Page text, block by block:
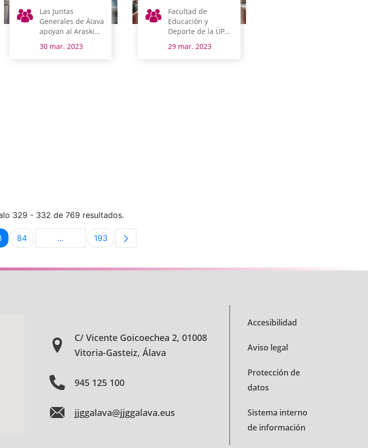
Las Juntas
Generales de Álava
apoyan al Araski
hacia el título de
30 mar. 2023
Facultad de
Educación y
Deporte de la UPV-
29 mar. 2023
329 - 332 de 769 resultados.
Use TAB para desplazarse.
Página
84 ...Páginas intermedias Use TAB para desplazarse.
Página
193
C/ Vicente Goicoechea 2, 01008
Vitoria-Gasteiz, Álava
945 125 100
jjggalava@jjggalava.eus
Accesibilidad
Aviso legal
Protección de
datos
Sistema interno
de información